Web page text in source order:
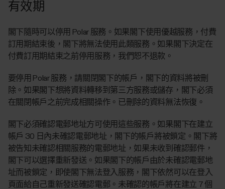
有效期
閣下隨時可以停用 Polar 服務。如果閣下使用優越服務，付費
訂用期結束後，閣下將無法使用此類服務。如果閣下決定在
付費訂用期結束之前停用服務，我們恕不退款。
要停用 Polar 服務，請關閉閣下的帳戶，閣下的資料將被刪
除。如果閣下想將資料轉移到第三方服務或儲存，閣下必須
在關閉帳戶之前完成相關操作。已刪除的資料無法恢復。
閣下必須確認電郵地址方可使用這些服務。如果閣下在建立
帳戶 30 日內未確認電郵地址，閣下的帳戶將被鎖定。閣下將
被告知未確認相關服務的電郵地址，如果未收到確認郵件，
閣下可以選擇重新發送。如果閣下的帳戶由於未確認電郵地
址而被鎖定，即使閣下無法登入服務，閣下依然可以在登入
頁面給自己重新發送確認電郵。未確認的帳戶將在建立 7 個